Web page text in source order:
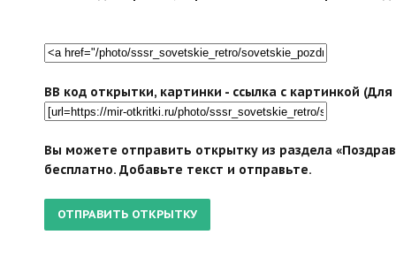
BB код открытки, картинки - ссылка с картинкой
Вы можете отправить открытку из раздела
бесплатно. Добавьте текст и отправьте.